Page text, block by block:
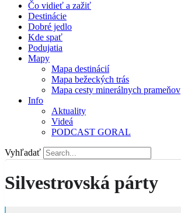
Čo vidieť a zažiť
Destinácie
Dobré jedlo
Kde spať
Podujatia
Mapy
Mapa destinácií
Mapa bežeckých trás
Mapa cesty minerálnych prameňov
Info
Aktuality
Videá
PODCAST GORAL
Vyhľadať
Silvestrovská párty